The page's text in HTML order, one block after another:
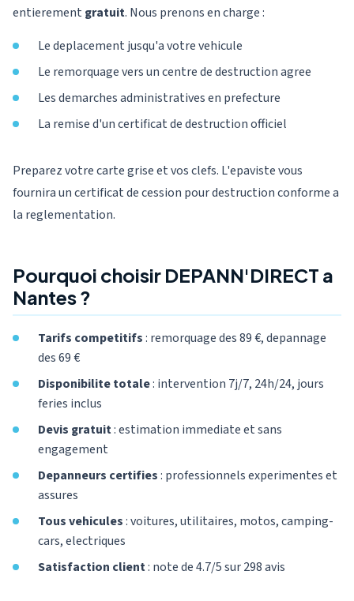
entierement gratuit. Nous prenons en charge :
Le deplacement jusqu'a votre vehicule
Le remorquage vers un centre de destruction agree
Les demarches administratives en prefecture
La remise d'un certificat de destruction officiel
Preparez votre carte grise et vos clefs. L'epaviste vous
fournira un certificat de cession pour destruction conforme a
la reglementation.
Pourquoi choisir DEPANN'DIRECT a
Nantes ?
Tarifs competitifs: remorquage des 89 €, depannage
des 69 €
Disponibilite totale: intervention 7j/7, 24h/24, jours
feries inclus
Devis gratuit: estimation immediate et sans
engagement
Depanneurs certifies: professionnels experimentes et
assures
Tous vehicules: voitures, utilitaires, motos, camping-
cars, electriques
Satisfaction client: note de 4.7/5 sur 298 avis